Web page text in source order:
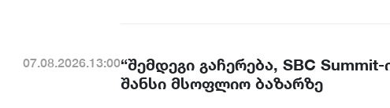
07.08.2026.13:00“შემდეგი გაჩერება, SBC
შანსი მსოფლიო ბაზარზე